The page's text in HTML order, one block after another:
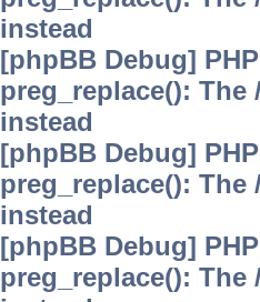
instead
[phpBB Debug]
preg_replace():
instead
[phpBB Debug]
preg_replace():
instead
[phpBB Debug]
preg_replace():